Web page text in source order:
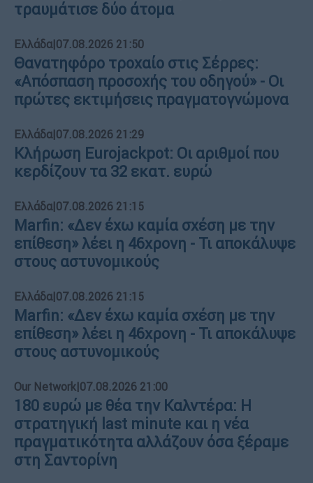
τραυμάτισε δύο άτομα
Ελλάδα|07.08.2026 21:50
Θανατηφόρο τροχαίο στις Σέρρες:
«Απόσπαση προσοχής του οδηγού» - Οι
πρώτες εκτιμήσεις πραγματογνώμονα
Ελλάδα|07.08.2026 21:29
Κλήρωση Eurojackpot: Οι αριθμοί που
κερδίζουν τα 32 εκατ. ευρώ
Ελλάδα|07.08.2026 21:15
Marfin: «Δεν έχω καμία σχέση με την
επίθεση» λέει η 46χρονη - Τι αποκάλυψε
στους αστυνομικούς
Ελλάδα|07.08.2026 21:15
Marfin: «Δεν έχω καμία σχέση με την
επίθεση» λέει η 46χρονη - Τι αποκάλυψε
στους αστυνομικούς
Our Network|07.08.2026 21:00
180 ευρώ με θέα την Καλντέρα: Η
στρατηγική last minute και η νέα
πραγματικότητα αλλάζουν όσα ξέραμε
στη Σαντορίνη